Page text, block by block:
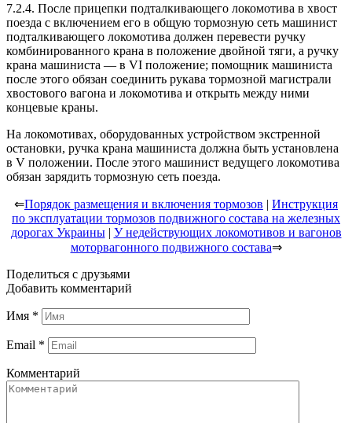
7.2.4. После прицепки подталкивающего локомотива в хвост
поезда с включением его в общую тормозную сеть машинист
подталкивающего локомотива должен перевести ручку
комбинированного крана в положение двойной тяги, а ручку
крана машиниста — в VI положение; помощник машиниста
после этого обязан соединить рукава тормозной магистрали
хвостового вагона и локомотива и открыть между ними
концевые краны.
На локомотивах, оборудованных устройством экстренной
остановки, ручка крана машиниста должна быть установлена
в V положении. После этого машинист ведущего локомотива
обязан зарядить тормозную сеть поезда.
⇐Порядок размещения и включения тормозов | Инструкция
по эксплуатации тормозов подвижного состава на железных
дорогах Украины| У недействующих локомотивов и вагонов
моторвагонного подвижного состава⇒
Поделиться с друзьями
Добавить комментарий
Имя *
Email *
Комментарий